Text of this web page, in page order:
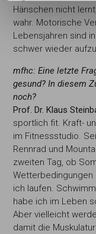
Hänschen nicht
wahr. Motorische
Lebensjahren sind
schwer wieder
mfhc: Eine letzte
gesund? In diesem
noch?
Prof. Dr. Klaus
sportlich fit. Kraft-
im Fitnessstudio.
Rennrad und
zweiten Tag, ob
Wetterbedingungen
ich laufen.
habe ich im Leben
Aber vielleicht
damit die